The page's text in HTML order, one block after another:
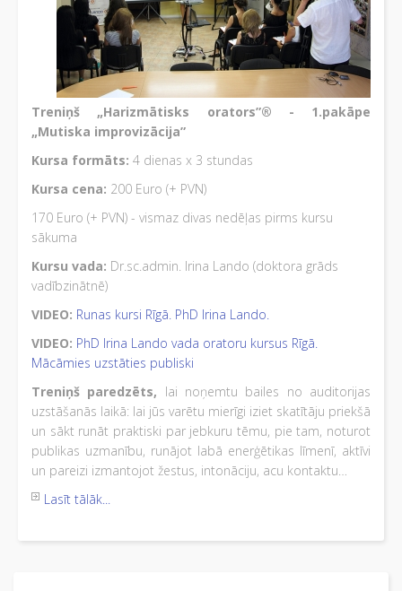
Treniņš „Harizmātisks orators”® - 1.pakāpe
„Mutiska improvizācija”
Kursa formāts: 4 dienas x 3 stundas
Kursa cena: 200 Euro (+ PVN)
170 Euro (+ PVN) - vismaz divas nedēļas pirms kursu
sākuma
Kursu vada: Dr.sc.admin. Irina Lando (doktora grāds
vadībzinātnē)
VIDEO: Runas kursi Rīgā. PhD Irina Lando.
VIDEO: PhD Irina Lando vada oratoru kursus Rīgā.
Mācāmies uzstāties publiski
Treniņš paredzēts, lai noņemtu bailes no auditorijas
uzstāšanās laikā: lai jūs varētu mierīgi iziet skatītāju priekšā
un sākt runāt praktiski par jebkuru tēmu, pie tam, noturot
publikas uzmanību, runājot labā enerģētikas līmenī, aktīvi
un pareizi izmantojot žestus, intonāciju, acu kontaktu…
Lasīt tālāk...